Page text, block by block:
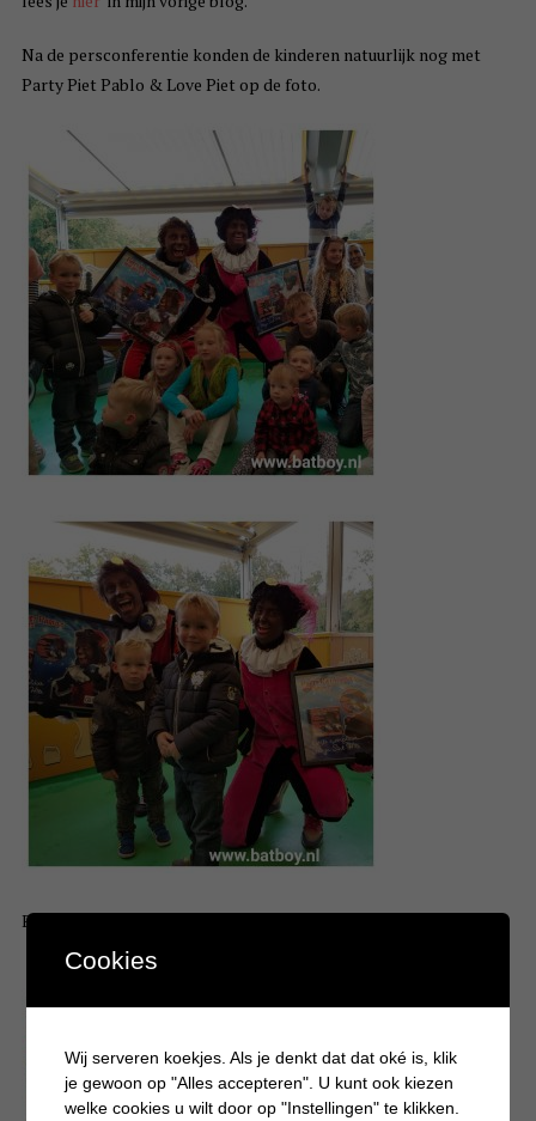
Na de persconferentie konden de kinderen natuurlijk nog met
Party Piet Pablo & Love Piet op de foto.
En natuurlijk met meneer Kaasgaaf, mevrouw Suikerspin en Jul.
Cookies
Wij serveren koekjes. Als je denkt dat dat oké is, klik
je gewoon op "Alles accepteren". U kunt ook kiezen
welke cookies u wilt door op "Instellingen" te klikken.